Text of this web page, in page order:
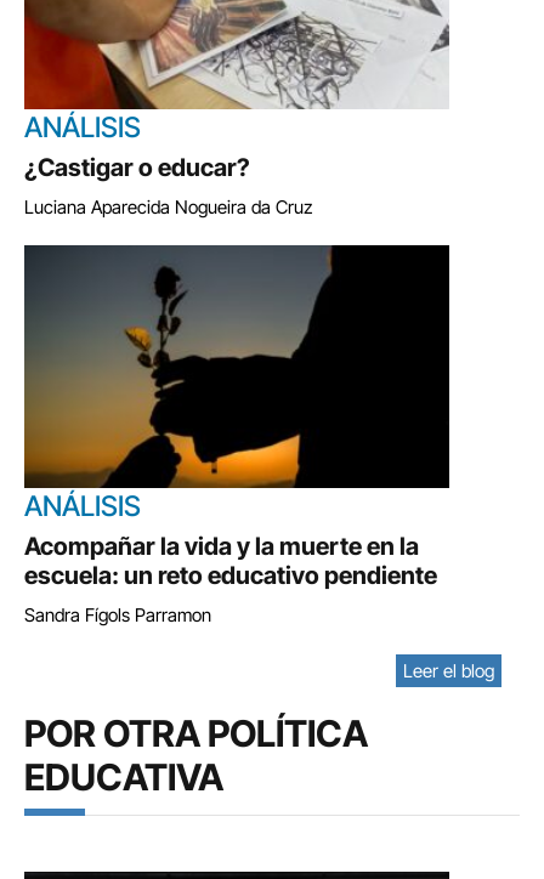
ANÁLISIS
¿Castigar o educar?
Luciana Aparecida Nogueira da Cruz
ANÁLISIS
Acompañar la vida y la muerte en la
escuela: un reto educativo pendiente
Sandra Fígols Parramon
Leer el blog
POR OTRA POLÍTICA
EDUCATIVA